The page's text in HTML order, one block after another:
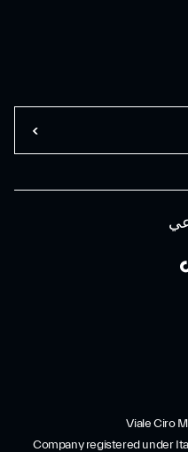
Viale Ciro
Company registered under